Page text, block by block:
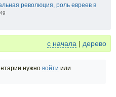
революция, роль евреев в
49
с начала | дерево
нужно войти или